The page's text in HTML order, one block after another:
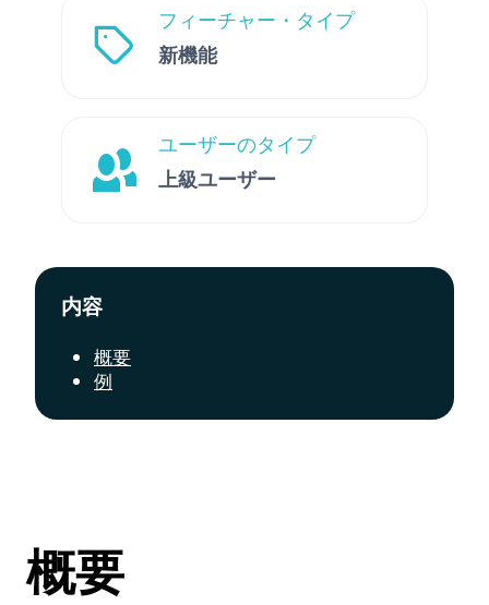
フィーチャー・タイプ
新機能
ユーザーのタイプ
上級ユーザー
内容
概要
例
概要